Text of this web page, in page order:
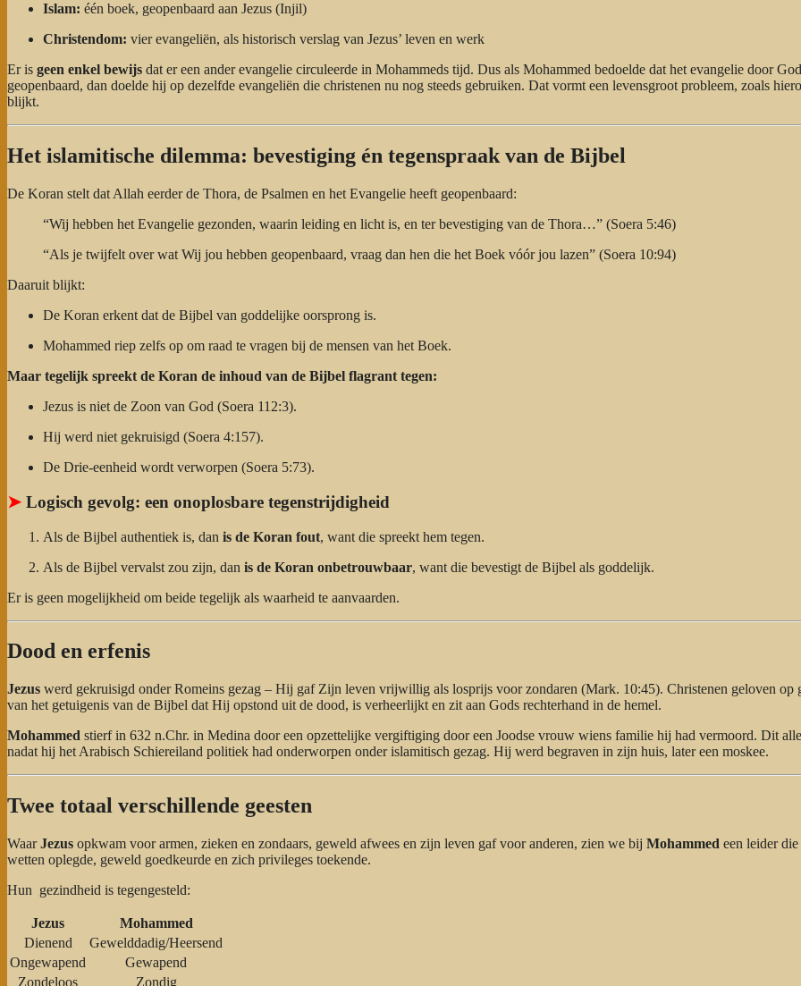
Islam: één boek, geopenbaard aan Jezus (Injil)
Christendom: vier evangeliën, als historisch verslag van Jezus’ leven en werk
Er is geen enkel bewijs dat er een ander evangelie circuleerde in Mohammeds tijd. Dus als Mohammed bedoelde dat het evangelie door
geopenbaard, dan doelde hij op dezelfde evangeliën die christenen nu nog steeds gebruiken. Dat vormt een levensgroot probleem, zoals
blijkt.
Het islamitische dilemma: bevestiging én tegenspraak van de Bijbel
De Koran stelt dat Allah eerder de Thora, de Psalmen en het Evangelie heeft geopenbaard:
“Wij hebben het Evangelie gezonden, waarin leiding en licht is, en ter bevestiging van de Thora…” (Soera 5:46)
“Als je twijfelt over wat Wij jou hebben geopenbaard, vraag dan hen die het Boek vóór jou lazen” (Soera 10:94)
Daaruit blijkt:
De Koran erkent dat de Bijbel van goddelijke oorsprong is.
Mohammed riep zelfs op om raad te vragen bij de mensen van het Boek.
Maar tegelijk spreekt de Koran de inhoud van de Bijbel flagrant tegen:
Jezus is niet de Zoon van God (Soera 112:3).
Hij werd niet gekruisigd (Soera 4:157).
De Drie-eenheid wordt verworpen (Soera 5:73).
➤ Logisch gevolg: een onoplosbare tegenstrijdigheid
Als de Bijbel authentiek is, dan is de Koran fout, want die spreekt hem tegen.
Als de Bijbel vervalst zou zijn, dan is de Koran onbetrouwbaar, want die bevestigt de Bijbel als goddelijk.
Er is geen mogelijkheid om beide tegelijk als waarheid te aanvaarden.
Dood en erfenis
Jezus werd gekruisigd onder Romeins gezag – Hij gaf Zijn leven vrijwillig als losprijs voor zondaren (Mark. 10:45). Christenen geloven op
van het getuigenis van de Bijbel dat Hij opstond uit de dood, is verheerlijkt en zit aan Gods rechterhand in de hemel.
Mohammed stierf in 632 n.Chr. in Medina door een opzettelijke vergiftiging door een Joodse vrouw wiens familie hij had vermoord. Dit
nadat hij het Arabisch Schiereiland politiek had onderworpen onder islamitisch gezag. Hij werd begraven in zijn huis, later een moskee.
Twee totaal verschillende geesten
WaarJezus opkwam voor armen, zieken en zondaars, geweld afwees en zijn leven gaf voor anderen, zien we bij Mohammed een leider die
wetten oplegde, geweld goedkeurde en zich privileges toekende.
Hun gezindheid is tegengesteld:
Jezus
Mohammed
Dienend
Gewelddadig/Heersend
Ongewapend
Gewapend
Zondeloos
Zondig